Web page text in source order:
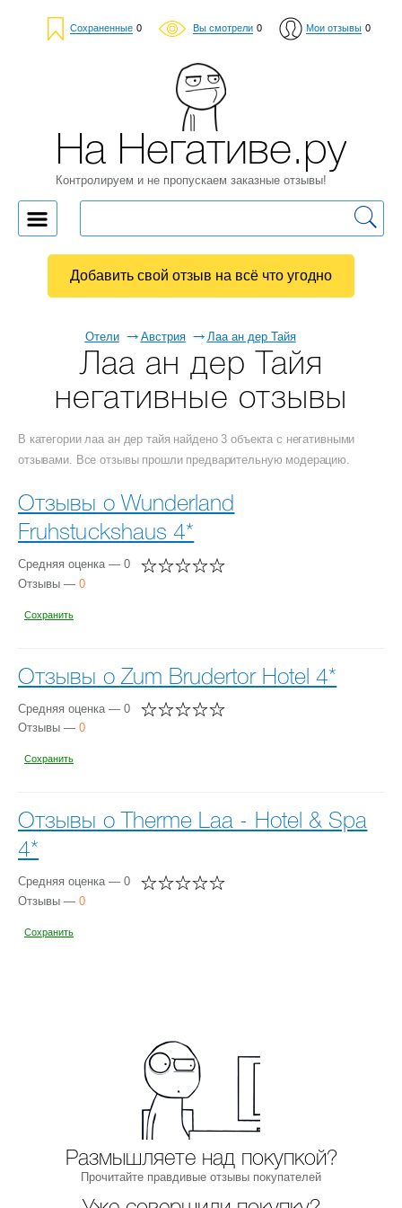
Сохраненные 0 Вы смотрели 0 Мои отзывы 0
Отели Австрия Лаа ан дер Тайя
Лаа ан дер Тайя
негативные отзывы
В категории лаа ан дер тайя найдено 3 объекта с негативными
отзывами. Все отзывы прошли предварительную модерацию.
Отзывы о Wunderland
Fruhstuckshaus 4*
Средняя оценка — 0
Отзывы — 0
Сохранить
Отзывы о Zum Brudertor Hotel 4*
Средняя оценка — 0
Отзывы — 0
Сохранить
Отзывы о Therme Laa - Hotel & Spa
4*
Средняя оценка — 0
Отзывы — 0
Сохранить
Размышляете над покупкой?
Прочитайте правдивые отзывы покупателей
На Негативе.ру
Контролируем и не пропускаем заказные отзывы!
Добавить свой отзыв на всё что угодно